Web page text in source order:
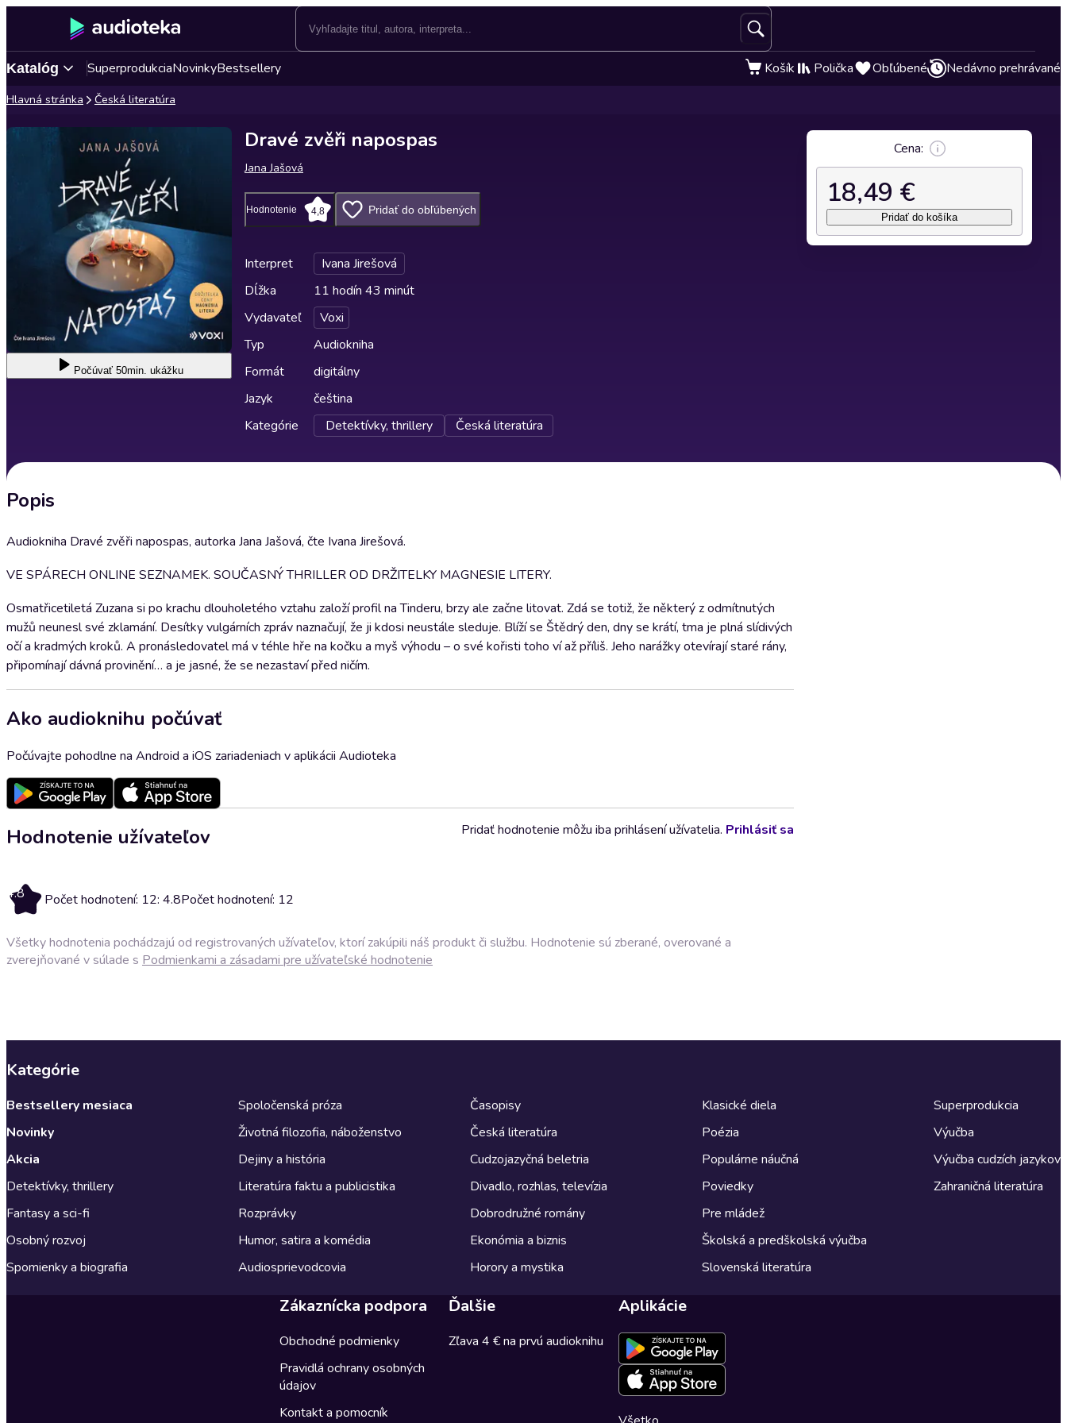
Katalóg SuperprodukciaNovinkyBestsellery Košík Polička Obľúbené Nedávno prehrávané
Hlavná stránka Česká literatúra
Počúvať 50min. ukážku
Dravé zvěři napospas
Jana Jašová
Hodnotenie 4,8 Pridať do obľúbených
Interpret
Ivana Jirešová
Dĺžka
11 hodín 43 minút
Vydavateľ
Voxi
Typ
Audiokniha
Formát
digitálny
Jazyk
čeština
Kategórie
Detektívky, thrillery Česká literatúra
Popis
Audiokniha Dravé zvěři napospas, autorka Jana Jašová, čte Ivana Jirešová.
VE SPÁRECH ONLINE SEZNAMEK. SOUČASNÝ THRILLER OD DRŽITELKY MAGNESIE LITERY.
Osmatřicetiletá Zuzana si po krachu dlouholetého vztahu založí profil na Tinderu, brzy ale začne litovat. Zdá se totiž, že některý z odmítnutých
mužů neunesl své zklamání. Desítky vulgárních zpráv naznačují, že ji kdosi neustále sleduje. Blíží se Štědrý den, dny se krátí, tma je plná slídivých
očí a kradmých kroků. A pronásledovatel má v téhle hře na kočku a myš výhodu – o své kořisti toho ví až příliš. Jeho narážky otevírají staré rány,
připomínají dávná provinění… a je jasné, že se nezastaví před ničím.
Ako audioknihu počúvať
Počúvajte pohodlne na Android a iOS zariadeniach v aplikácii Audioteka
Hodnotenie užívateľov
4.8 Počet hodnotení: 12: 4.8Počet hodnotení: 12
Pridať hodnotenie môžu iba prihlásení užívatelia. Prihlásiť sa
Všetky hodnotenia pochádzajú od registrovaných užívateľov, ktorí zakúpili náš produkt či službu. Hodnotenie sú zberané, overované a
zverejňované v súlade s Podmienkami a zásadami pre užívateľské hodnotenie
Cena:
18,49 €
Pridať do košíka
Kategórie
Bestsellery mesiaca
Novinky
Akcia
Detektívky, thrillery
Fantasy a sci-fi
Osobný rozvoj
Spomienky a biografia
Spoločenská próza
Životná filozofia, náboženstvo
Dejiny a história
Literatúra faktu a publicistika
Rozprávky
Humor, satira a komédia
Audiosprievodcovia
Časopisy
Česká literatúra
Cudzojazyčná beletria
Divadlo, rozhlas, televízia
Dobrodružné romány
Ekonómia a biznis
Horory a mystika
Klasické diela
Poézia
Populárne náučná
Poviedky
Pre mládež
Školská a predškolská výučba
Slovenská literatúra
Superprodukcia
Výučba
Výučba cudzích jazykov
Zahraničná literatúra
Zákaznícka podpora
Obchodné podmienky
Pravidlá ochrany osobných
údajov
Kontakt a pomocník
Ďalšie
Zľava 4 € na prvú audioknihu
Aplikácie